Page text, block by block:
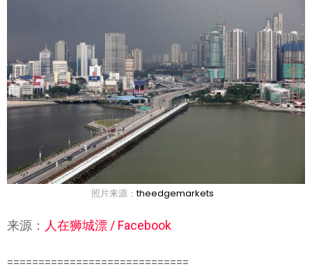
照片来源：theedgemarkets
来源： 人在狮城漂 / Facebook
=============================